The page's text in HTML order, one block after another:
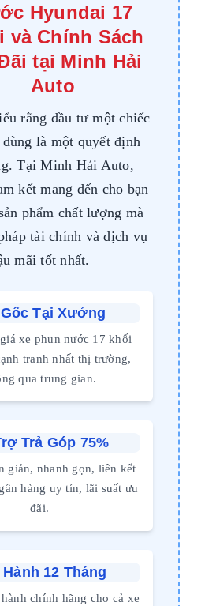
Hyundai 17
và Chính Sách
tại Minh Hải
Auto
rằng đầu tư một chiếc
là một quyết định
Tại Minh Hải Auto,
kết mang đến cho bạn
phẩm chất lượng mà
tài chính và dịch vụ
mãi tốt nhất.
Tại Xưởng
xe phun nước 17 khối
tranh nhất thị trường,
qua trung gian.
Trả Góp 75%
giản, nhanh gọn, liên kết
hàng uy tín, lãi suất ưu
đãi.
12 Tháng
chính hãng cho cả xe